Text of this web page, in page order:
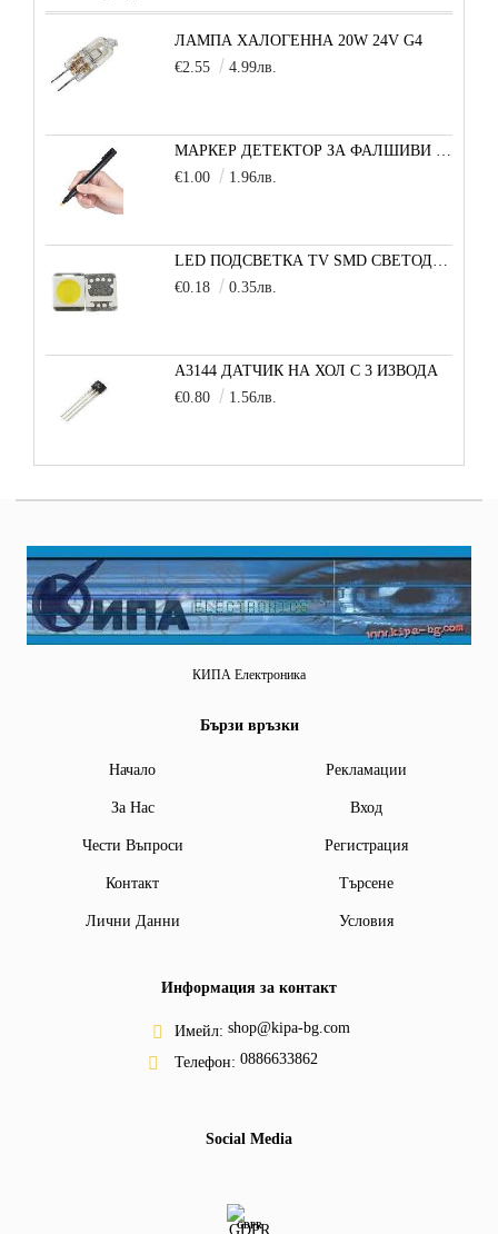
ЛАМПА ХАЛОГЕННА 20W 24V G4
€2.55
4.99лв.
€1.00
1.96лв.
€0.18
0.35лв.
A3144 ДАТЧИК НА ХОЛ С 3 ИЗВОДА
€0.80
1.56лв.
КИПА Електроника
Бързи връзки
Начало Рекламации
За Нас Вход
Чести Въпроси Регистрация
Контакт Търсене
Лични Данни Условия
Информация за контакт
Имейл: shop@kipa-bg.com
Телефон: 0886633862
Social Media
GDPR